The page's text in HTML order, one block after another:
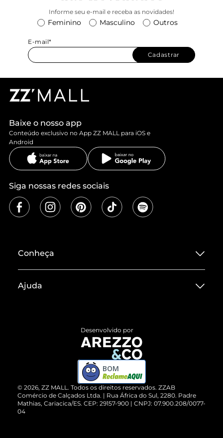
Informe seu e-mail e receba as novidades!
Feminino Masculino Outros
E-mail*
Cadastrar
Baixe o nosso app
Conteúdo exclusivo no App ZZ MALL para iOS e
Android
Siga nossas redes sociais
Conheça
Termos de Uso
ZZ MALL é confiável
Cartão Presente
Vendas Corporativas
Ajuda
Devolução do Produto
Compre pelo WhatsApp
© 2026, ZZ MALL. Todos os direitos reservados. ZZAB
Comércio de Calçados Ltda. | Rua África do Sul, 2280. Padre
Mathias, Cariacica/ES. CEP: 29157-900 | CNPJ: 07.900.208/0077-
04
Desenvolvido por
BOM